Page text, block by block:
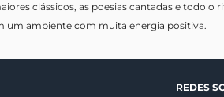
clássicos, as poesias cantadas e todo
um ambiente com muita energia positiva.
REDES